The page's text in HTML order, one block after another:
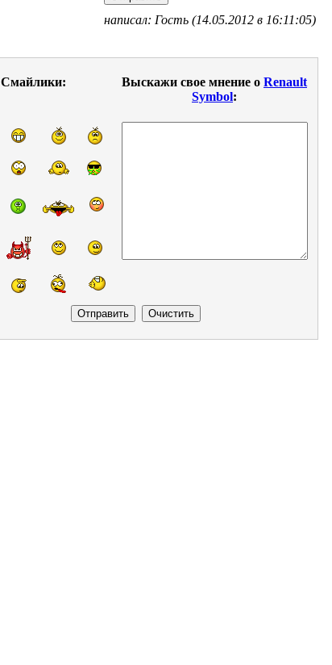
написал: Гость (14.05.2012 в 16:11:05)
Смайлики: Выскажи свое мнение о Renault
Symbol: